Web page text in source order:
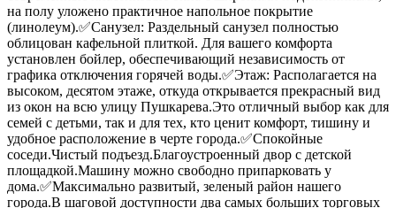
на полу уложено практичное напольное покрытие
(линолеум).✅Санузел: Раздельный санузел полностью
облицован кафельной плиткой. Для вашего комфорта
установлен бойлер, обеспечивающий независимость от
графика отключения горячей воды.✅Этаж: Располагается на
высоком, десятом этаже, откуда открывается прекрасный вид
из окон на всю улицу Пушкарева.Это отличный выбор как для
семей с детьми, так и для тех, кто ценит комфорт, тишину и
удобное расположение в черте города.✅Спокойные
соседи.Чистый подъезд.Благоустроенный двор с детской
площадкой.Машину можно свободно припарковать у
дома.✅Максимально развитый, зеленый район нашего
города.В шаговой доступности два самых больших торговых